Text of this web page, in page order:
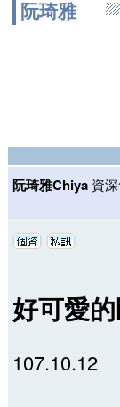
阮琦雅
阮琦雅Chiya 資
好可愛
107.10.12